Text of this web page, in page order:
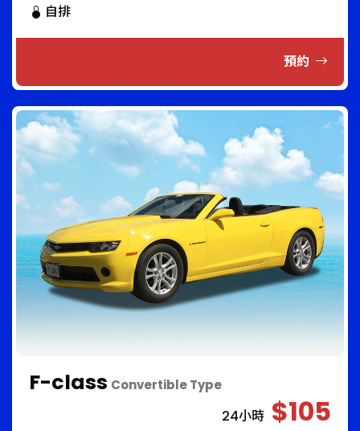
自排
預約
F-class Convertible Type
24小時 $105